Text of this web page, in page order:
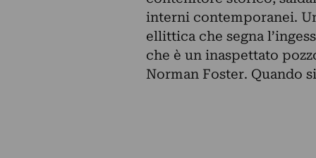
interni contemporanei.
ellittica che segna
che è un inaspettato
Norman Foster. Quando